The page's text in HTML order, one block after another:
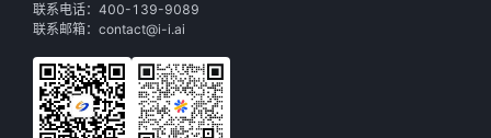
IDP 文档审阅 实在 RPA 机器人
实在 RPA 控制器
实在取数宝
电商
政府
制造
教育
财务
实在学院
实在社区
帮助中心
渠道加盟
关于实在
加入我们
联系电话：400-139-9089
联系邮箱：contact@i-i.ai